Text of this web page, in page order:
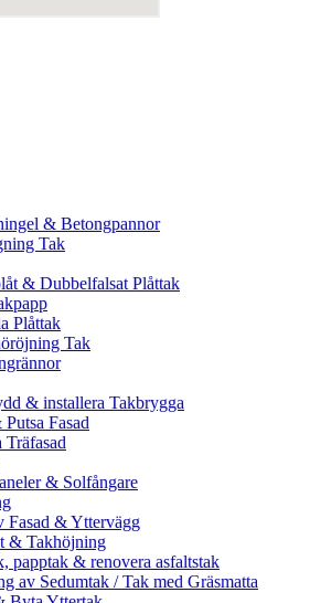
& Betongpannor
Tak
& Dubbelfalsat Plåttak
Plåttak
Tak
& installera Takbrygga
Fasad
& Solfångare
Fasad & Yttervägg
& Takhöjning
papptak & renovera asfaltstak
av Sedumtak / Tak med Gräsmatta